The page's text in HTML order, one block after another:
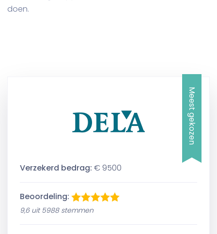
doen.
Meest gekozen
Verzekerd bedrag: € 9500
Beoordeling:
9,6 uit 5988 stemmen